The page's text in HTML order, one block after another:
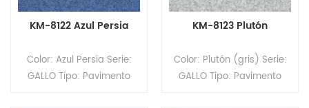
KM-8122 Azul Persia
Color: Azul Persia Serie:
GALLO Tipo: Pavimento
KM-8123 Plutón
Color: Plutón (gris) Serie:
GALLO Tipo: Pavimento